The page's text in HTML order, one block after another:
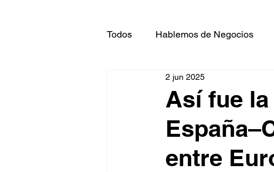
Todos Hablemos de Negocios
Así fue
entre
2 jun 2025